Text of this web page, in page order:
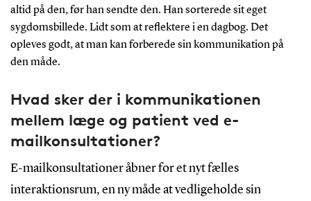
altid på den, før han sendte den. Han sorterede sit eget
sygdomsbillede. Lidt som at reflektere i en dagbog. Det
opleves godt, at man kan forberede sin kommunikation på
den måde.
Hvad sker der i kommunikationen
mellem læge og patient ved e-
mailkonsultationer?
E-mailkonsultationer åbner for et nyt fælles
interaktionsrum, en ny måde at vedligeholde sin